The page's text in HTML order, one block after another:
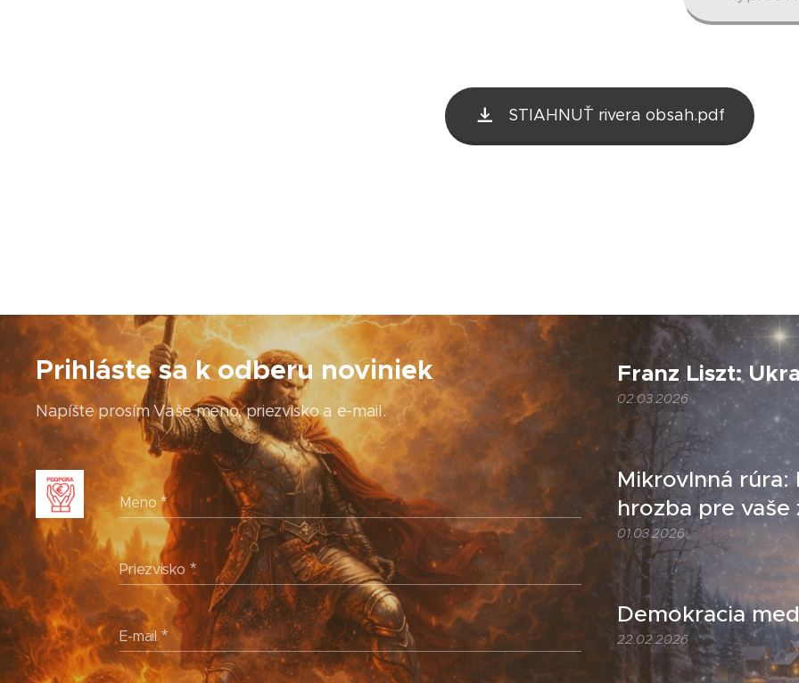
STIAHNUŤ rivera obsah.pdf
Prihláste sa k odberu noviniek
Napíšte prosím Vaše meno, priezvisko a e-mail.
Meno
Priezvisko
E-mail
Franz Liszt:
02.03.2026
Mikrovlnná
hrozba pre vaše
01.03.2026
Demokracia
22.02.2026